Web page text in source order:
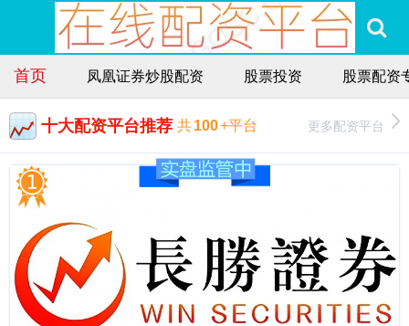
首页 凤凰证券炒股配资 股票投资 股票配资
十大配资平台推荐 共100+平台 更多配资平台